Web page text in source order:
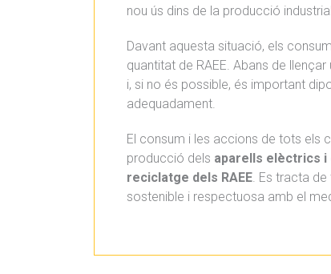
nou ús dins de la producció
Davant aquesta situació, els
quantitat de RAEE. Abans de
i, si no és possible, és important
adequadament.
El consum i les accions de tots els
producció dels aparells elèctrics
reciclatge dels RAEE. Es tracta
sostenible i respectuosa amb el